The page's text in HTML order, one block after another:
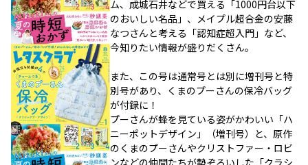
ム、成城石井などで買える「1000円台以下
のおいしい名品」、メイプル超合金の安藤
なつさんと考える「認知症超入門」など、
今知りたい情報が盛りだくさん。
また、この号は通常号とは別に増刊号と特
別号があり、くまのプーさんの保冷バッグ
が付録に！
プーさんが蜂を見ている姿がかわいい「ハ
ニーポットデザイン」（増刊号）と、原作
のくまのプーさんやクリストファー・ロビ